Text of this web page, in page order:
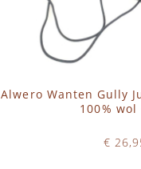
Alwero Wanten Gully
100% wol
€